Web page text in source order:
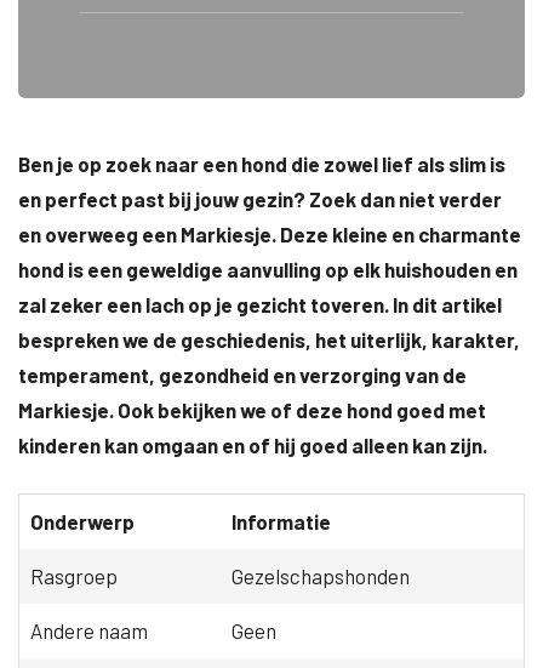
Ben je op zoek naar een hond die zowel lief als slim is
en perfect past bij jouw gezin? Zoek dan niet verder
en overweeg een Markiesje. Deze kleine en charmante
hond is een geweldige aanvulling op elk huishouden en
zal zeker een lach op je gezicht toveren. In dit artikel
bespreken we de geschiedenis, het uiterlijk, karakter,
temperament, gezondheid en verzorging van de
Markiesje. Ook bekijken we of deze hond goed met
kinderen kan omgaan en of hij goed alleen kan zijn.
Onderwerp Informatie
Rasgroep Gezelschapshonden
Andere naam Geen